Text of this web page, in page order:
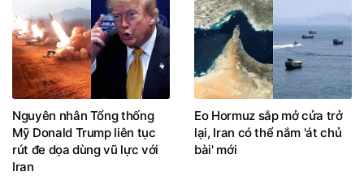
Nguyên nhân Tổng thống
Mỹ Donald Trump liên tục
rút đe dọa dùng vũ lực với
Iran
Eo Hormuz sắp mở cửa trở
lại, Iran có thể nắm 'át chủ
bài' mới